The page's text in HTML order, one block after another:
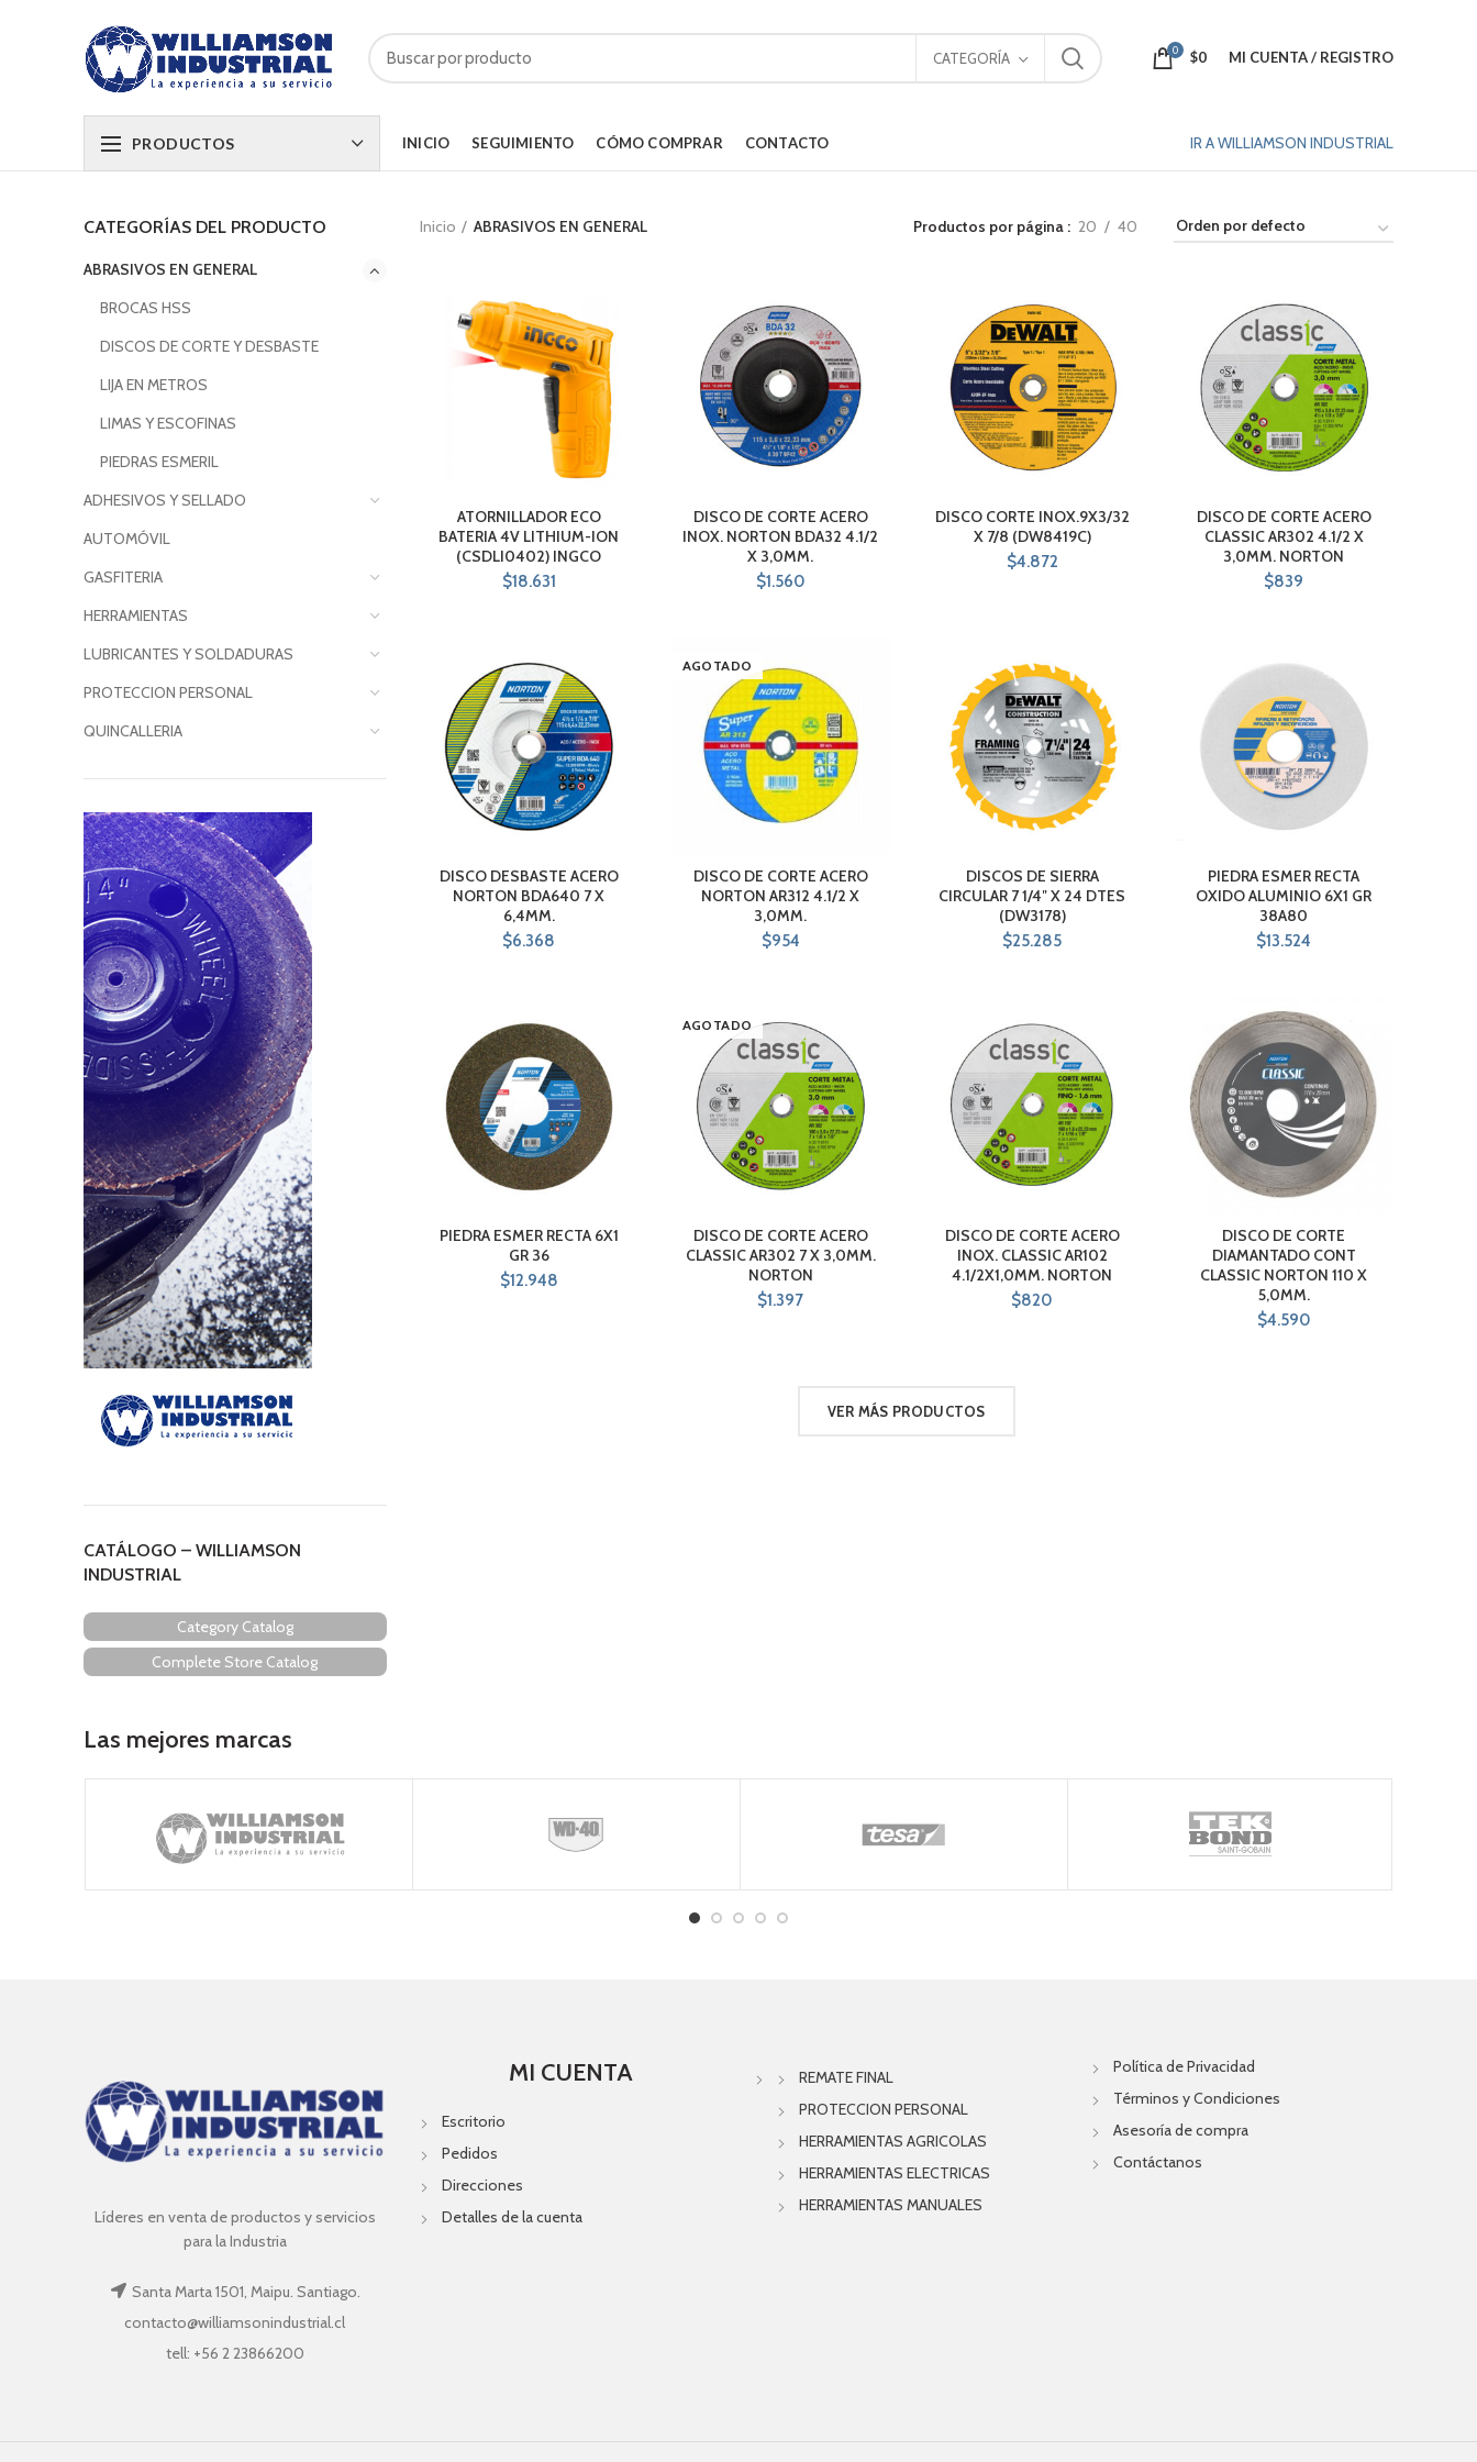
CATEGORÍA 0 $0 MI CUENTA / REGISTRO
PRODUCTOS INICIO SEGUIMIENTO CÓMO COMPRAR CONTACTO IR A WILLIAMSON INDUSTRIAL
CATEGORÍAS DEL PRODUCTO
ABRASIVOS EN GENERAL
BROCAS HSS
DISCOS DE CORTE Y DESBASTE
LIJA EN METROS
LIMAS Y ESCOFINAS
PIEDRAS ESMERIL
ADHESIVOS Y SELLADO
AUTOMÓVIL
GASFITERIA
HERRAMIENTAS
LUBRICANTES Y SOLDADURAS
PROTECCION PERSONAL
QUINCALLERIA
CATÁLOGO – WILLIAMSON
INDUSTRIAL
Category Catalog
Complete Store Catalog
Inicio ABRASIVOS EN GENERAL Productos por página 20 40
ATORNILLADOR ECO
BATERIA 4V LITHIUM-ION
(CSDLI0402) INGCO
$18.631
DISCO DE CORTE ACERO
INOX. NORTON BDA32 4.1/2
X 3,0MM.
$1.560
DISCO CORTE INOX.9X3/32
X 7/8 (DW8419C)
$4.872
DISCO DE CORTE ACERO
CLASSIC AR302 4.1/2 X
3,0MM. NORTON
$839
DISCO DESBASTE ACERO
NORTON BDA640 7 X
6,4MM.
$6.368
AGOTADO
DISCO DE CORTE ACERO
NORTON AR312 4.1/2 X
3,0MM.
$954
DISCOS DE SIERRA
CIRCULAR 7 1/4″ X 24 DTES
(DW3178)
$25.285
PIEDRA ESMER RECTA
OXIDO ALUMINIO 6X1 GR
38A80
$13.524
PIEDRA ESMER RECTA 6X1
GR 36
$12.948
AGOTADO
DISCO DE CORTE ACERO
CLASSIC AR302 7 X 3,0MM.
NORTON
$1.397
DISCO DE CORTE ACERO
INOX. CLASSIC AR102
4.1/2X1,0MM. NORTON
$820
DISCO DE CORTE
DIAMANTADO CONT
CLASSIC NORTON 110 X
5,0MM.
$4.590
VER MÁS PRODUCTOS
Las mejores marcas
Líderes en venta de productos y servicios
para la Industria
Santa Marta 1501, Maipu. Santiago.
contacto@williamsonindustrial.cl
tell: +56 2 23866200
MI CUENTA
Escritorio
Pedidos
Direcciones
Detalles de la cuenta
REMATE FINAL
PROTECCION PERSONAL
HERRAMIENTAS AGRICOLAS
HERRAMIENTAS ELECTRICAS
HERRAMIENTAS MANUALES
Política de Privacidad
Términos y Condiciones
Asesoría de compra
Contáctanos